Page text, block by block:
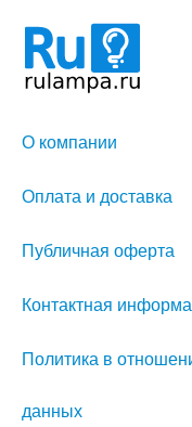
О компании
Оплата и доставка
Публичная оферта
Контактная
Политика в
данных